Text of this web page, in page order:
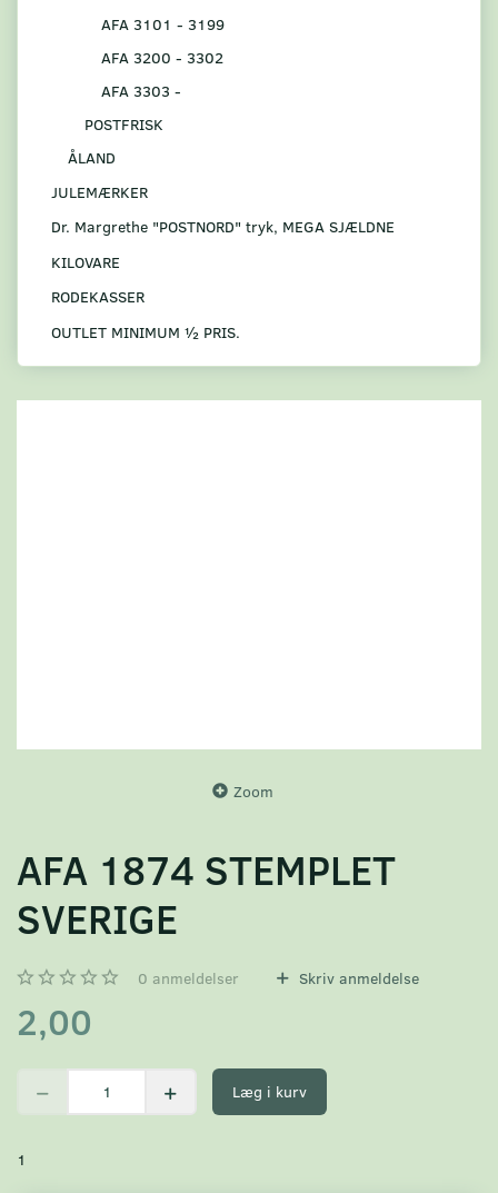
AFA 3101 - 3199
AFA 3200 - 3302
AFA 3303 -
POSTFRISK
ÅLAND
JULEMÆRKER
Dr. Margrethe "POSTNORD" tryk, MEGA SJÆLDNE
KILOVARE
RODEKASSER
OUTLET MINIMUM ½ PRIS.
Zoom
AFA 1874 STEMPLET
SVERIGE
0 anmeldelser Skriv anmeldelse
2,00
Læg i kurv
1